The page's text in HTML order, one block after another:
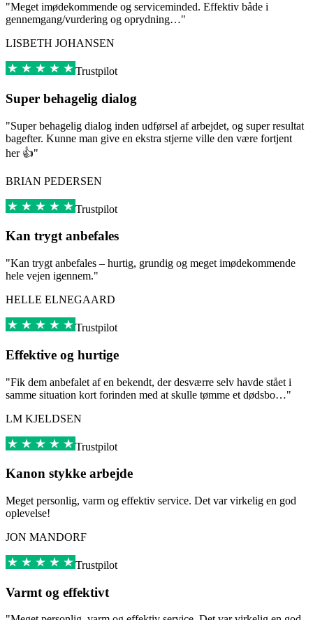
"Meget imødekommende og serviceminded. Effektiv både i
gennemgang/vurdering og oprydning…"
LISBETH JOHANSEN
Trustpilot
Super behagelig dialog
"Super behagelig dialog inden udførsel af arbejdet, og super resultat
bagefter. Kunne man give en ekstra stjerne ville den være fortjent
her 👍"
BRIAN PEDERSEN
Trustpilot
Kan trygt anbefales
"Kan trygt anbefales – hurtig, grundig og meget imødekommende
hele vejen igennem."
HELLE ELNEGAARD
Trustpilot
Effektive og hurtige
"Fik dem anbefalet af en bekendt, der desværre selv havde stået i
samme situation kort forinden med at skulle tømme et dødsbo…"
LM KJELDSEN
Trustpilot
Kanon stykke arbejde
Meget personlig, varm og effektiv service. Det var virkelig en god
oplevelse!
JON MANDORF
Trustpilot
Varmt og effektivt